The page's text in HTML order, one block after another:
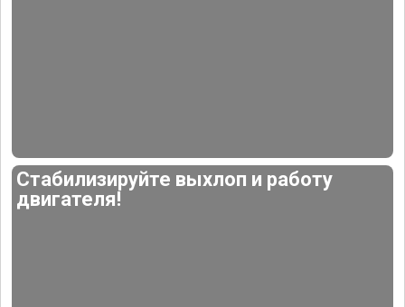
Стабилизируйте выхлоп и работу
двигателя!